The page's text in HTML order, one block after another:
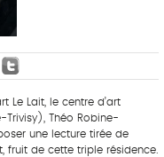
Le Lait, le centre d’art
Théo Robine-
une lecture tirée de
fruit de cette triple résidence.